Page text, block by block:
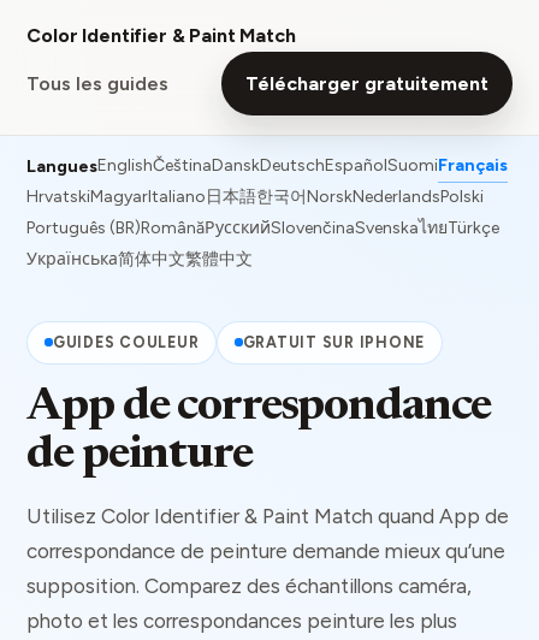
Color Identifier & Paint Match
Tous les guides Télécharger gratuitement
LanguesEnglishČeštinaDanskDeutschEspañolSuomiFrançais
HrvatskiMagyarItaliano日本語한국어NorskNederlandsPolski
Português (BR)RomânăРусскийSlovenčinaSvenskaไทยTürkçe
Українська简体中文繁體中文
GUIDES COULEUR GRATUIT SUR IPHONE
App de correspondance
de peinture
Utilisez Color Identifier & Paint Match quand App de
correspondance de peinture demande mieux qu’une
supposition. Comparez des échantillons caméra,
photo et les correspondances peinture les plus